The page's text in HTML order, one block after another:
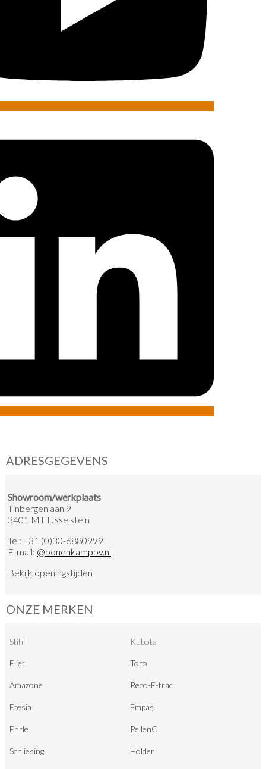
ADRESGEGEVENS
Showroom/werkplaats
Tinbergenlaan 9
3401 MT IJsselstein
Tel: +31 (0)30-6880999
E-mail: @bonenkampbv.nl
Bekijk openingstijden
ONZE MERKEN
Stihl Kubota
Eliet Toro
Amazone Reco-E-trac
Etesia Empas
Ehrle PellenC
Schliesing Holder